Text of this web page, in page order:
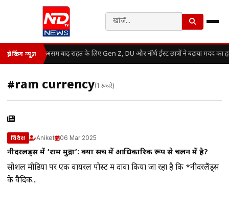
ब्रेकिंग न्यूज़ असम बाढ़ राहत के लिए Gen Z, DU और नॉर्थ ईस्ट छात्रों ने बढ़ाया मदद का
#ram currency(1 खबरें)
विदेश Aniket 06 Mar 2025
नीदरलैंड्स में ‘राम मुद्रा’: क्या सच में आधिकारिक रूप से चलन में है?
सोशल मीडिया पर एक वायरल पोस्ट में दावा किया जा रहा है कि *नीदरलैंड्स
के वैदिक...